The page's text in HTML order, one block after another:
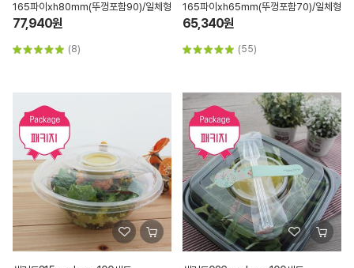
165파이xh80mm(뚜껑포함90)/일체형
77,940원
(8)
165파이xh65mm(뚜껑포함70)/일체형
65,340원
(55)